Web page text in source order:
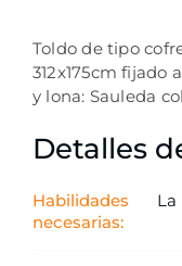
Toldo de tipo
312x175cm
y lona: Sauleda
Detalles
Habilidades
necesarias:
La